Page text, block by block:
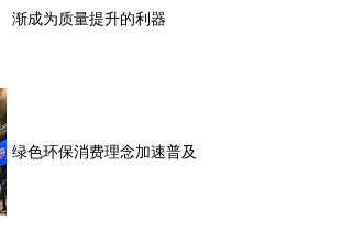
渐成为质量提升的利器
绿色环保消费理念加速普及